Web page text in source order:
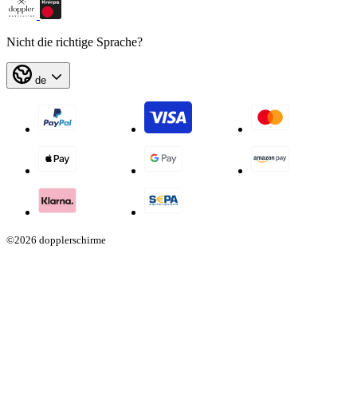
Nicht die richtige Sprache?
de
©2026 dopplerschirme